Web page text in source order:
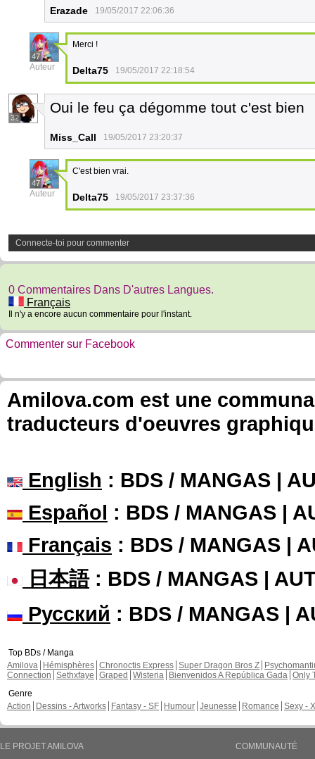
Erazade 19/05/2017 22:06:36
47
Auteur
Merci !
Delta75 19/05/2017 22:18:54
32
Oui le feu ça dégomme tout c'est bien
Miss_Call 19/05/2017 23:20:37
47
Auteur
C'est bien vrai.
Delta75 19/05/2017 23:37:36
Connecte-toi pour commenter
0 Commentaires Dans D'autres Langues.
Français
Il n'y a encore aucun commentaire pour l'instant.
Commenter sur Facebook
Amilova.com est une
traducteurs d'oeuvres
English : BDS / MANGAS |
Español : BDS / MANGAS |
Français : BDS / MANGAS |
日本語: BDS / MANGAS |
Русский : BDS / MANGAS |
Top BDs / Manga
Amilova
Hémisphères Chronoctis Express Super Dragon Bros Z
Connection Sethxfaye Graped Wisteria Bienvenidos A República Gada Only
Genre
Action
Dessins - Artworks Fantasy - SF Humour Jeunesse Romance Sexy -
LE PROJET AMILOVA
COMMUNAUTÉ